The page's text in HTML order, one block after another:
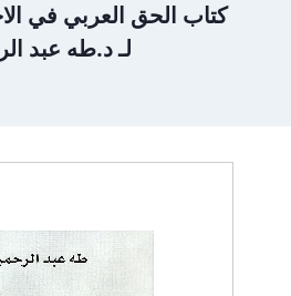
كتاب الحق العربي في
لـ د.طه عبد